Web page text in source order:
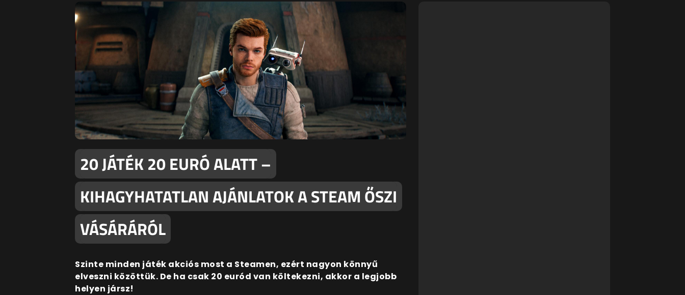
20 JÁTÉK 20 EURÓ ALATT –
KIHAGYHATATLAN AJÁNLATOK A STEAM ŐSZI
VÁSÁRÁRÓL
Szinte minden játék akciós most a Steamen, ezért nagyon könnyű
elveszni közöttük. De ha csak 20 euród van költekezni, akkor a legjobb
helyen jársz!